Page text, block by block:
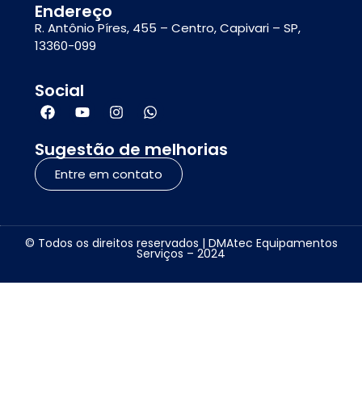
Endereço
R. Antônio Píres, 455 – Centro, Capivari – SP,
13360-099
Social
Sugestão de melhorias
Entre em contato
© Todos os direitos reservados | DMAtec Equipamentos
Serviços – 2024